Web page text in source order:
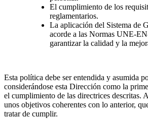
El cumplimiento de los
reglamentarios.
La aplicación del Sistema de
acorde a las Normas UNE-
garantizar la calidad y la
Esta política debe ser entendida y asumida
considerándose esta Dirección como la
el cumplimiento de las directrices descritas.
unos objetivos coherentes con lo anterior,
tratar de cumplir.